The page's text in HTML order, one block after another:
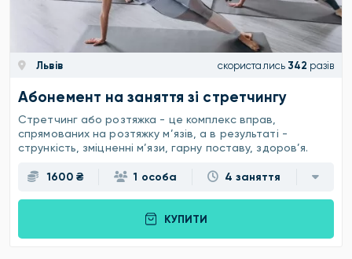
Львів скористались 342 разів
Абонемент на заняття зі стретчингу
Стретчинг або розтяжка - це комплекс вправ,
спрямованих на розтяжку м’язів, а в результаті -
стрункість, зміцненні м’язи, гарну поставу, здоров’я.
1600 ₴ 1 особа 4 заняття
КУПИТИ